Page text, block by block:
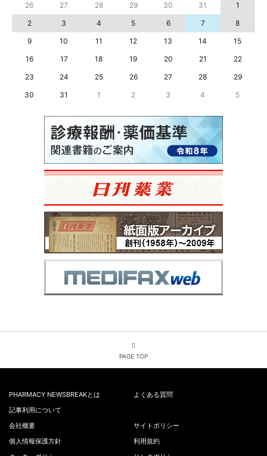
26 27 28 29 30 31
1
2
3 4 5 6 7
8
9
10 11 12 13 14
15
16
17 18 19 20 21
22
23
24 25 26 27 28
29
30
31 1 2 3 4 5
PAGE TOP
PHARMACY NEWSBREAKとは
よくある質問
記事利用について
会社概要
サイトポリシー
個人情報保護方針
利用規約